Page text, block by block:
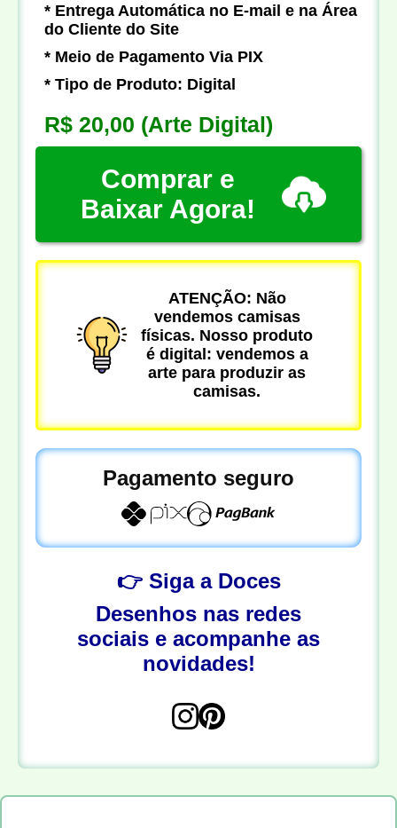
* Entrega Automática no E-mail e na Área
do Cliente do Site
* Meio de Pagamento Via PIX
* Tipo de Produto: Digital
R$ 20,00 (Arte Digital)
Comprar e
Baixar Agora!
ATENÇÃO: Não
vendemos camisas
físicas. Nosso produto
é digital: vendemos a
arte para produzir as
camisas.
Pagamento seguro
👉 Siga a Doces
Desenhos nas redes
sociais e acompanhe as
novidades!